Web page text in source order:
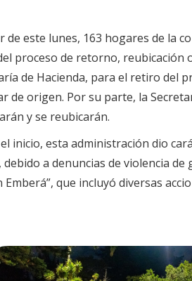
de este lunes, 163 hogares de la
proceso de retorno, reubicación
de Hacienda, para el retiro del
de origen. Por su parte, la
y se reubicarán.
inicio, esta administración dio
debido a denuncias de violencia
Emberá”, que incluyó diversas